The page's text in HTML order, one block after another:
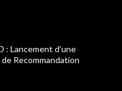
: Lancement d’une
Recommandation